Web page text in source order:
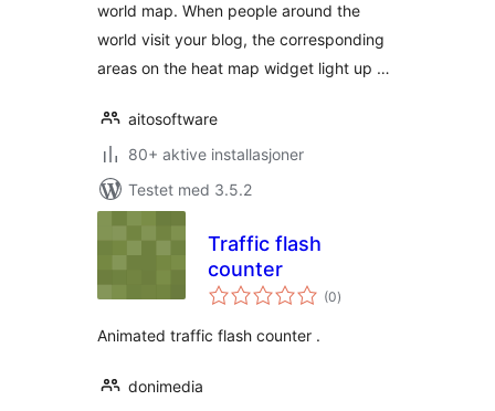
world map. When people around the
world visit your blog, the corresponding
areas on the heat map widget light up …
aitosoftware
80+ aktive installasjoner
Testet med 3.5.2
Traffic flash
counter
(0totale
vurderinger
)
Animated traffic flash counter .
donimedia